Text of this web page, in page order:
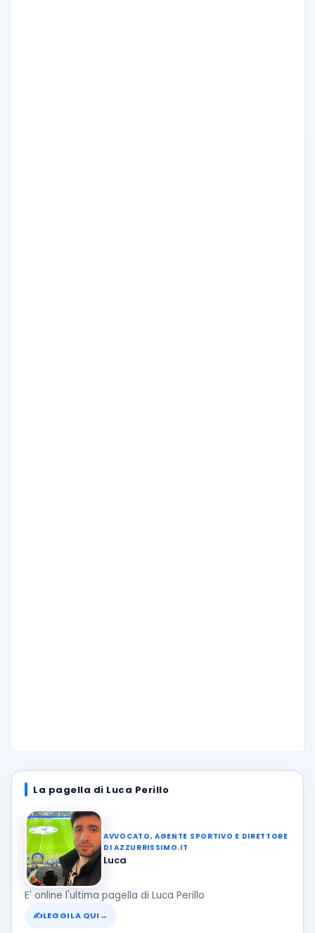
La pagella di Luca Perillo
AVVOCATO, AGENTE SPORTIVO E DIRETTORE
DI AZZURRISSIMO.IT
Luca
E' online l'ultima pagella di Luca Perillo
✍LEGGILA QUI →